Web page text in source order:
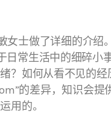
士做了详细的介绍
常生活中的细碎
？如何从看不见的
的差异，知识会
用的。